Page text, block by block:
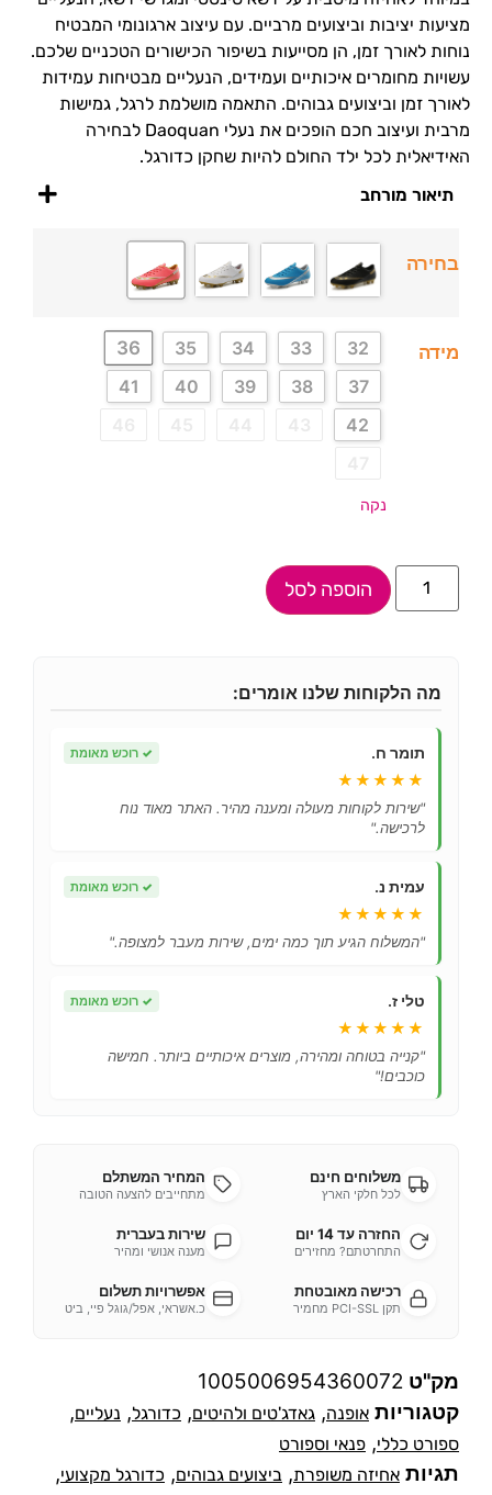
מציעות יציבות וביצועים מרביים. עם עיצוב ארגונומי המבטיח
נוחות לאורך זמן, הן מסייעות בשיפור הכישורים הטכניים שלכם.
עשויות מחומרים איכותיים ועמידים, הנעליים מבטיחות עמידות
לאורך זמן וביצועים גבוהים. התאמה מושלמת לרגל, גמישות
מרבית ועיצוב חכם הופכים את נעלי Daoquan לבחירה
האידיאלית לכל ילד החולם להיות שחקן כדורגל.
תיאור מורחב
בחירה
מידה 32
33
34
35
36
37
38
39
40
41
42
נקה
הוספה לסל
מה הלקוחות שלנו אומרים:
תומר ח. ✓ רוכש מאומת
★★★★★
"שירות לקוחות מעולה ומענה מהיר. האתר מאוד נוח
לרכישה."
עמית נ. ✓ רוכש מאומת
★★★★★
"המשלוח הגיע תוך כמה ימים, שירות מעבר למצופה."
טלי ז. ✓ רוכש מאומת
★★★★★
"קנייה בטוחה ומהירה, מוצרים איכותיים ביותר. חמישה
כוכבים!"
משלוחים חינם
לכל חלקי הארץ
המחיר המשתלם
מתחייבים להצעה הטובה
החזרה עד 14 יום
התחרטתם? מחזירים
שירות בעברית
מענה אנושי ומהיר
רכישה מאובטחת
תקן PCI-SSL מחמיר
אפשרויות תשלום
כ.אשראי, אפל/גוגל פיי, ביט
מק"ט 1005006954360072
קטגוריות אופנה, גאדג'טים ולהיטים, כדורגל, נעליים,
ספורט כללי, פנאי וספורט
תגיות אחיזה משופרת, ביצועים גבוהים, כדורגל מקצועי,